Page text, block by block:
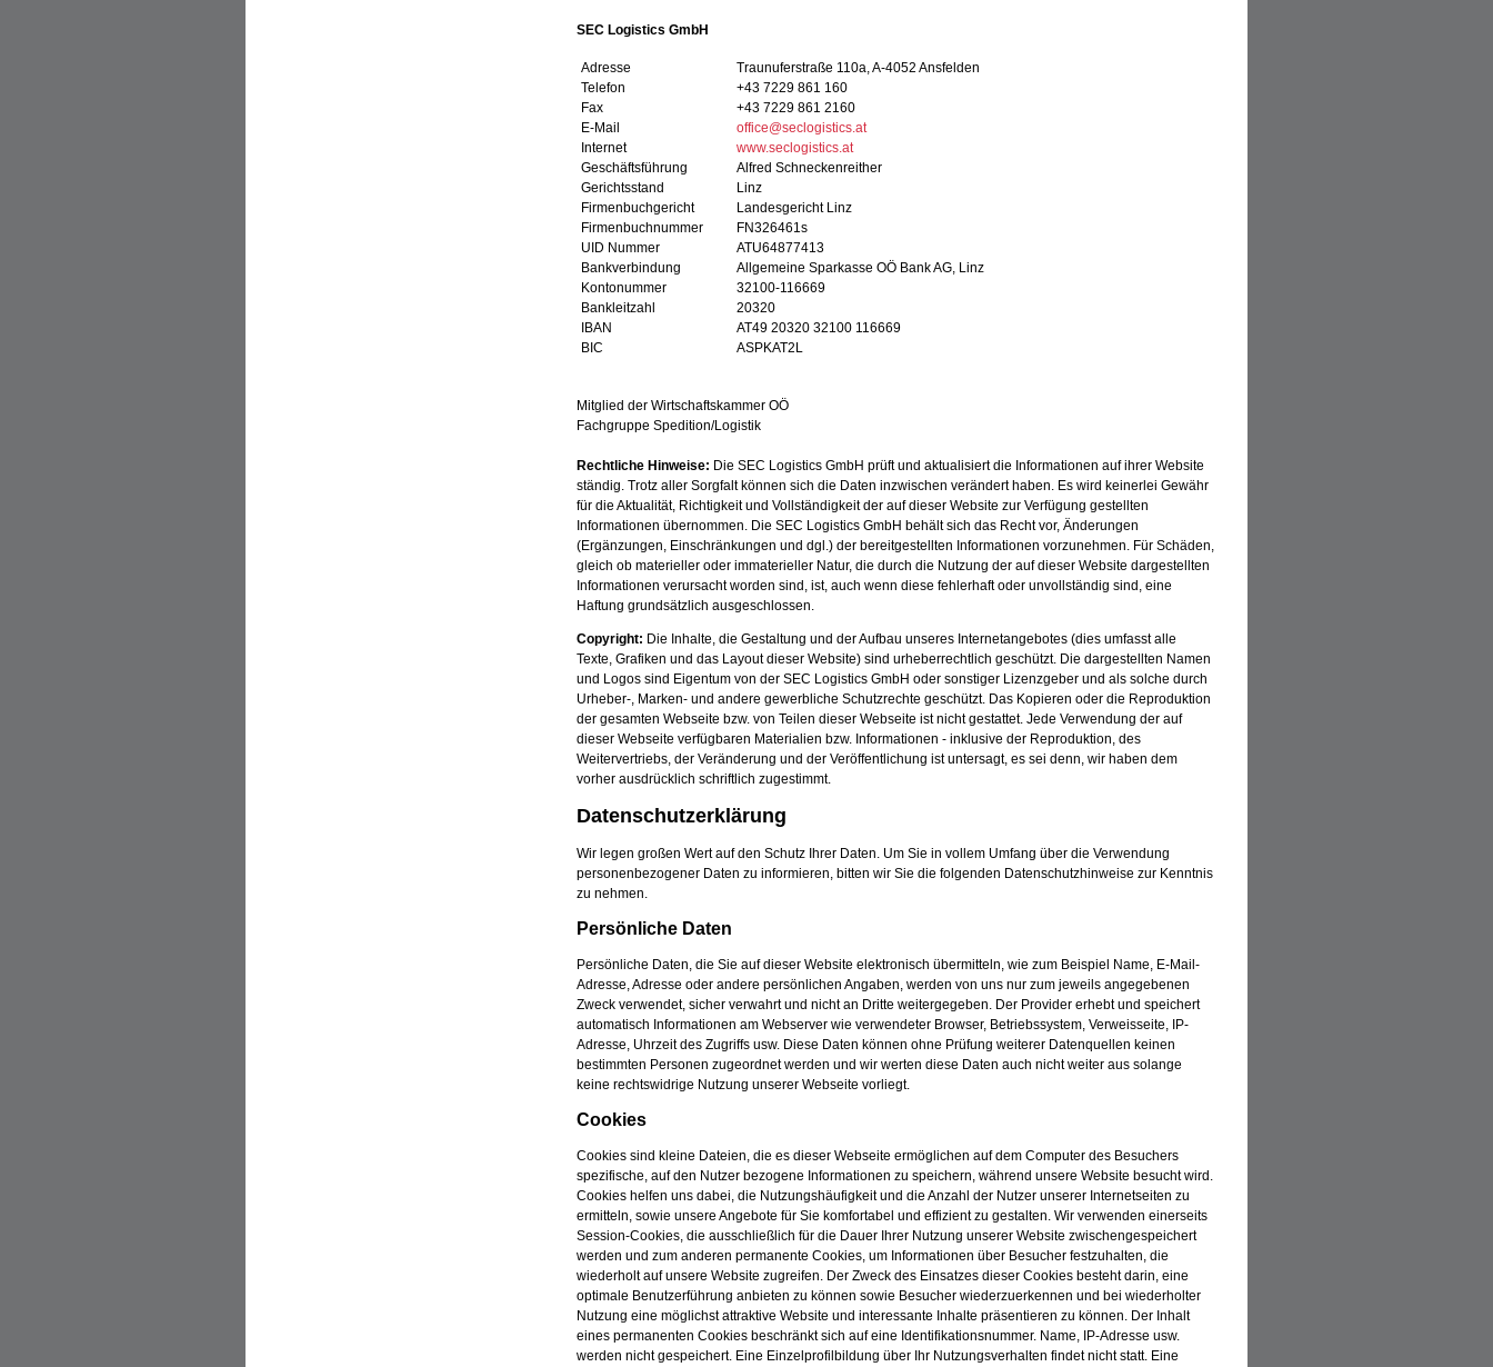
SEC Logistics GmbH
Adresse
Telefon
Fax
E-Mail
Internet
Geschäftsführung
Gerichtsstand
Firmenbuchgericht
Firmenbuchnummer
UID Nummer
Bankverbindung
Kontonummer
Bankleitzahl
IBAN
BIC
Traunuferstraße 110a, A-4052 Ansfelden
+43 7229 861 160
+43 7229 861 2160
office@seclogistics.at
www.seclogistics.at
Alfred Schneckenreither
Linz
Landesgericht Linz
FN326461s
ATU64877413
Allgemeine Sparkasse OÖ Bank AG, Linz
32100-116669
20320
AT49 20320 32100 116669
ASPKAT2L
Mitglied der Wirtschaftskammer OÖ
Fachgruppe Spedition/Logistik
Rechtliche Hinweise: Die SEC Logistics GmbH prüft und aktualisiert die Informationen auf ihrer Website
ständig. Trotz aller Sorgfalt können sich die Daten inzwischen verändert haben. Es wird keinerlei Gewähr
für die Aktualität, Richtigkeit und Vollständigkeit der auf dieser Website zur Verfügung gestellten
Informationen übernommen. Die SEC Logistics GmbH behält sich das Recht vor, Änderungen
(Ergänzungen, Einschränkungen und dgl.) der bereitgestellten Informationen vorzunehmen. Für Schäden,
gleich ob materieller oder immaterieller Natur, die durch die Nutzung der auf dieser Website dargestellten
Informationen verursacht worden sind, ist, auch wenn diese fehlerhaft oder unvollständig sind, eine
Haftung grundsätzlich ausgeschlossen.
Copyright: Die Inhalte, die Gestaltung und der Aufbau unseres Internetangebotes (dies umfasst alle
Texte, Grafiken und das Layout dieser Website) sind urheberrechtlich geschützt. Die dargestellten Namen
und Logos sind Eigentum von der SEC Logistics GmbH oder sonstiger Lizenzgeber und als solche durch
Urheber-, Marken- und andere gewerbliche Schutzrechte geschützt. Das Kopieren oder die Reproduktion
der gesamten Webseite bzw. von Teilen dieser Webseite ist nicht gestattet. Jede Verwendung der auf
dieser Webseite verfügbaren Materialien bzw. Informationen - inklusive der Reproduktion, des
Weitervertriebs, der Veränderung und der Veröffentlichung ist untersagt, es sei denn, wir haben dem
vorher ausdrücklich schriftlich zugestimmt.
Datenschutzerklärung
Wir legen großen Wert auf den Schutz Ihrer Daten. Um Sie in vollem Umfang über die Verwendung
personenbezogener Daten zu informieren, bitten wir Sie die folgenden Datenschutzhinweise zur Kenntnis
zu nehmen.
Persönliche Daten
Persönliche Daten, die Sie auf dieser Website elektronisch übermitteln, wie zum Beispiel Name, E-Mail-
Adresse, Adresse oder andere persönlichen Angaben, werden von uns nur zum jeweils angegebenen
Zweck verwendet, sicher verwahrt und nicht an Dritte weitergegeben. Der Provider erhebt und speichert
automatisch Informationen am Webserver wie verwendeter Browser, Betriebssystem, Verweisseite, IP-
Adresse, Uhrzeit des Zugriffs usw. Diese Daten können ohne Prüfung weiterer Datenquellen keinen
bestimmten Personen zugeordnet werden und wir werten diese Daten auch nicht weiter aus solange
keine rechtswidrige Nutzung unserer Webseite vorliegt.
Cookies
Cookies sind kleine Dateien, die es dieser Webseite ermöglichen auf dem Computer des Besuchers
spezifische, auf den Nutzer bezogene Informationen zu speichern, während unsere Website besucht wird.
Cookies helfen uns dabei, die Nutzungshäufigkeit und die Anzahl der Nutzer unserer Internetseiten zu
ermitteln, sowie unsere Angebote für Sie komfortabel und effizient zu gestalten. Wir verwenden einerseits
Session-Cookies, die ausschließlich für die Dauer Ihrer Nutzung unserer Website zwischengespeichert
werden und zum anderen permanente Cookies, um Informationen über Besucher festzuhalten, die
wiederholt auf unsere Website zugreifen. Der Zweck des Einsatzes dieser Cookies besteht darin, eine
optimale Benutzerführung anbieten zu können sowie Besucher wiederzuerkennen und bei wiederholter
Nutzung eine möglichst attraktive Website und interessante Inhalte präsentieren zu können. Der Inhalt
eines permanenten Cookies beschränkt sich auf eine Identifikationsnummer. Name, IP-Adresse usw.
werden nicht gespeichert. Eine Einzelprofilbildung über Ihr Nutzungsverhalten findet nicht statt. Eine